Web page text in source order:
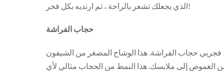
الذي يجعلك تشعر بالراحة ، ثم ارتديه بكل فخر!
حجاب الفراشة
فجربي حجاب الفراشة. هذا الوشاح المصغر من الشيفون
الغموض إلى ملابسك. هذا النمط من الحجاب مثالي لأي